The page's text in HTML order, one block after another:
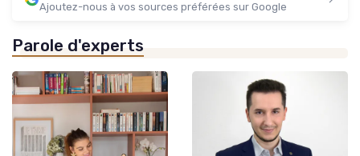
Ajoutez-nous à vos sources préférées sur Google
Parole d'experts